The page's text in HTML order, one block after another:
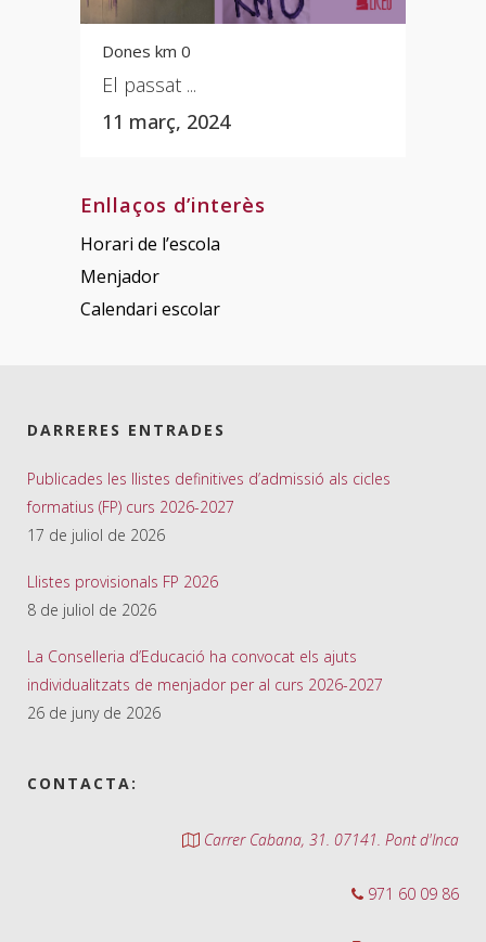
Dones km 0
El passat ...
11 març, 2024
Enllaços d’interès
Horari de l’escola
Menjador
Calendari escolar
DARRERES ENTRADES
Publicades les llistes definitives d’admissió als cicles
formatius (FP) curs 2026-2027
17 de juliol de 2026
Llistes provisionals FP 2026
8 de juliol de 2026
La Conselleria d’Educació ha convocat els ajuts
individualitzats de menjador per al curs 2026-2027
26 de juny de 2026
CONTACTA:
Carrer Cabana, 31. 07141. Pont d'Inca
971 60 09 86